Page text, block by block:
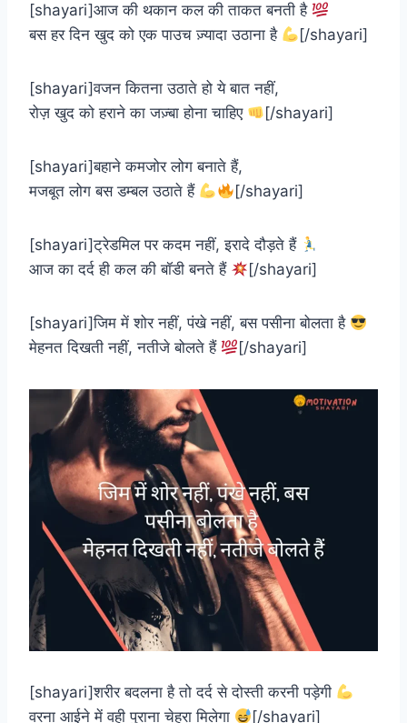
[shayari]आज की थकान कल की ताकत बनती है
बस हर दिन खुद को एक पाउच ज़्यादा उठाना है
[/shayari]
[shayari]वजन कितना उठाते हो ये बात नहीं,
रोज़ खुद को हराने का जज़्बा होना चाहिए
[/shayari]
[shayari]बहाने कमजोर लोग बनाते हैं,
मजबूत लोग बस डम्बल उठाते हैं
[/shayari]
[shayari]ट्रेडमिल पर कदम नहीं, इरादे दौड़ते हैं
आज का दर्द ही कल की बॉडी बनते हैं
[/shayari]
[shayari]जिम में शोर नहीं, पंखे नहीं, बस पसीना बोलता है
मेहनत दिखती नहीं, नतीजे बोलते हैं
[/shayari]
[shayari]शरीर बदलना है तो दर्द से दोस्ती करनी पड़ेगी
वरना आईने में वही पुराना चेहरा मिलेगा
[/shayari]